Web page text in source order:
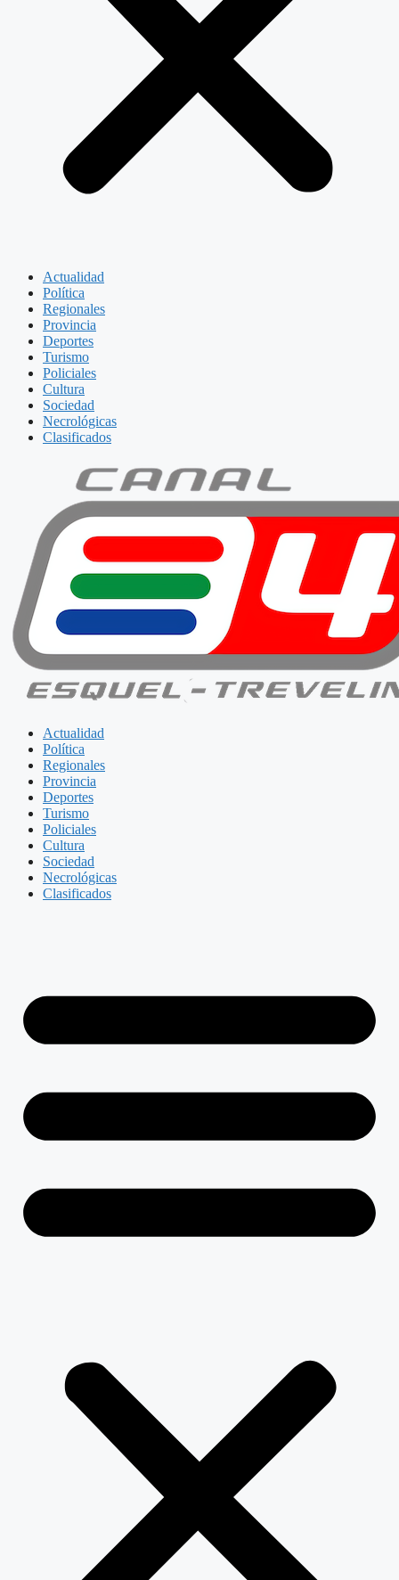
Actualidad
Política
Regionales
Provincia
Deportes
Turismo
Policiales
Cultura
Sociedad
Necrológicas
Clasificados
Actualidad
Política
Regionales
Provincia
Deportes
Turismo
Policiales
Cultura
Sociedad
Necrológicas
Clasificados